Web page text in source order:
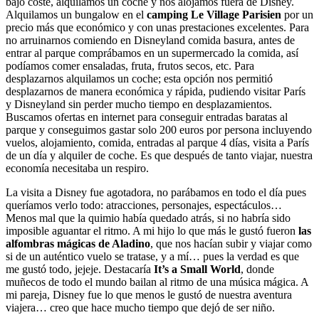
Alquilamos un bungalow en el camping Le Village Parisien por un
precio más que económico y con unas prestaciones excelentes. Para
no arruinarnos comiendo en Disneyland comida basura, antes de
entrar al parque comprábamos en un supermercado la comida, así
podíamos comer ensaladas, fruta, frutos secos, etc. Para
desplazarnos alquilamos un coche; esta opción nos permitió
desplazarnos de manera económica y rápida, pudiendo visitar París
y Disneyland sin perder mucho tiempo en desplazamientos.
Buscamos ofertas en internet para conseguir entradas baratas al
parque y conseguimos gastar solo 200 euros por persona incluyendo
vuelos, alojamiento, comida, entradas al parque 4 días, visita a París
de un día y alquiler de coche. Es que después de tanto viajar, nuestra
economía necesitaba un respiro.
La visita a Disney fue agotadora, no parábamos en todo el día pues
queríamos verlo todo: atracciones, personajes, espectáculos…
Menos mal que la quimio había quedado atrás, si no habría sido
imposible aguantar el ritmo. A mi hijo lo que más le gustó fueron las
alfombras mágicas de Aladino, que nos hacían subir y viajar como
si de un auténtico vuelo se tratase, y a mí… pues la verdad es que
me gustó todo, jejeje. Destacaría It’s a Small World, donde
muñecos de todo el mundo bailan al ritmo de una música mágica. A
mi pareja, Disney fue lo que menos le gustó de nuestra aventura
viajera… creo que hace mucho tiempo que dejó de ser niño.